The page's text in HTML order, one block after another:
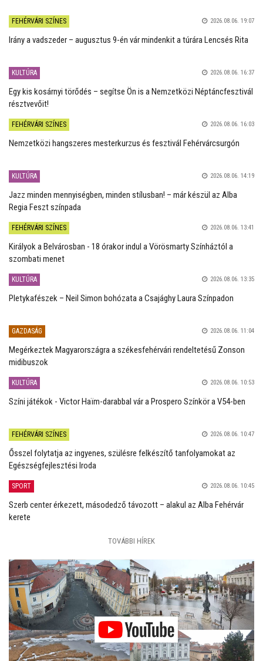
FEHÉRVÁRI SZÍNES 2026.08.06. 19:07
Irány a vadszeder – augusztus 9-én vár mindenkit a túrára Lencsés Rita
KULTÚRA 2026.08.06. 16:37
Egy kis kosárnyi törődés – segítse Ön is a Nemzetközi Néptáncfesztivál
résztvevőit!
FEHÉRVÁRI SZÍNES 2026.08.06. 16:03
Nemzetközi hangszeres mesterkurzus és fesztivál Fehérvárcsurgón
KULTÚRA 2026.08.06. 14:19
Jazz minden mennyiségben, minden stílusban! – már készül az Alba
Regia Feszt színpada
FEHÉRVÁRI SZÍNES 2026.08.06. 13:41
Királyok a Belvárosban - 18 órakor indul a Vörösmarty Színháztól a
szombati menet
KULTÚRA 2026.08.06. 13:35
Pletykafészek – Neil Simon bohózata a Csajághy Laura Színpadon
GAZDASÁG 2026.08.06. 11:04
Megérkeztek Magyarországra a székesfehérvári rendeltetésű Zonson
midibuszok
KULTÚRA 2026.08.06. 10:53
Színi játékok - Victor Haïm-darabbal vár a Prospero Színkör a V54-ben
FEHÉRVÁRI SZÍNES 2026.08.06. 10:47
Ősszel folytatja az ingyenes, szülésre felkészítő tanfolyamokat az
Egészségfejlesztési Iroda
SPORT 2026.08.06. 10:45
Szerb center érkezett, másodedző távozott – alakul az Alba Fehérvár
kerete
TOVÁBBI HÍREK